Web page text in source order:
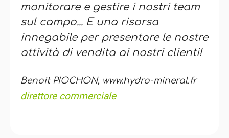
monitorare e gestire i nostri team
sul campo... E una risorsa
innegabile per presentare le nostre
attività di vendita ai nostri clienti!
Benoit PIOCHON, www.hydro-mineral.fr
direttore commerciale